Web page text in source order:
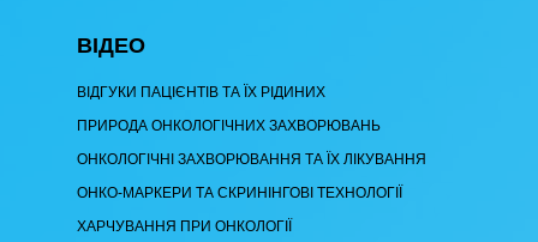
ВІДЕО
ВІДГУКИ ПАЦІЄНТІВ ТА ЇХ РІДИНИХ
ПРИРОДА ОНКОЛОГІЧНИХ ЗАХВОРЮВАНЬ
ОНКОЛОГІЧНІ ЗАХВОРЮВАННЯ ТА ЇХ ЛІКУВАННЯ
ОНКО-МАРКЕРИ ТА СКРИНІНГОВІ ТЕХНОЛОГІЇ
ХАРЧУВАННЯ ПРИ ОНКОЛОГІЇ